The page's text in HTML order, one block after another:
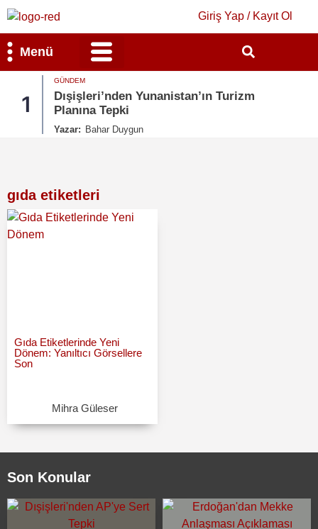
Giriş Yap / Kayıt Ol
Menü
1
GÜNDEM
Dışişleri’nden Yunanistan’ın Turizm
Planına Tepki
Yazar: Bahar Duygun
gıda etiketleri
Gıda Etiketlerinde Yeni
Dönem: Yanıltıcı Görsellere
Son
Mihra Güleser
Son Konular